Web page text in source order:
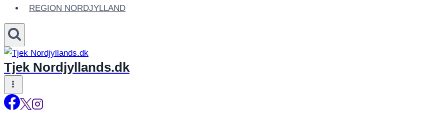
REGION NORDJYLLAND
Tjek Nordjyllands.dk